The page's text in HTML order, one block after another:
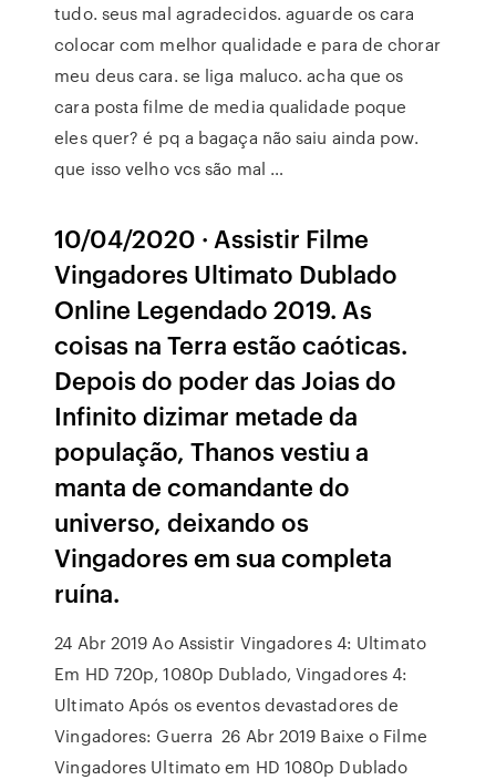
tudo. seus mal agradecidos. aguarde os cara
colocar com melhor qualidade e para de chorar
meu deus cara. se liga maluco. acha que os
cara posta filme de media qualidade poque
eles quer? é pq a bagaça não saiu ainda pow.
que isso velho vcs são mal …
10/04/2020 · Assistir Filme
Vingadores Ultimato Dublado
Online Legendado 2019. As
coisas na Terra estão caóticas.
Depois do poder das Joias do
Infinito dizimar metade da
população, Thanos vestiu a
manta de comandante do
universo, deixando os
Vingadores em sua completa
ruína.
24 Abr 2019 Ao Assistir Vingadores 4: Ultimato
Em HD 720p, 1080p Dublado, Vingadores 4:
Ultimato Após os eventos devastadores de
Vingadores: Guerra 26 Abr 2019 Baixe o Filme
Vingadores Ultimato em HD 1080p Dublado